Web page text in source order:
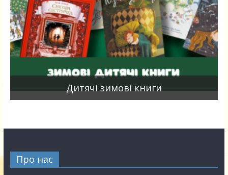
Дитячі зимові книги
Про нас